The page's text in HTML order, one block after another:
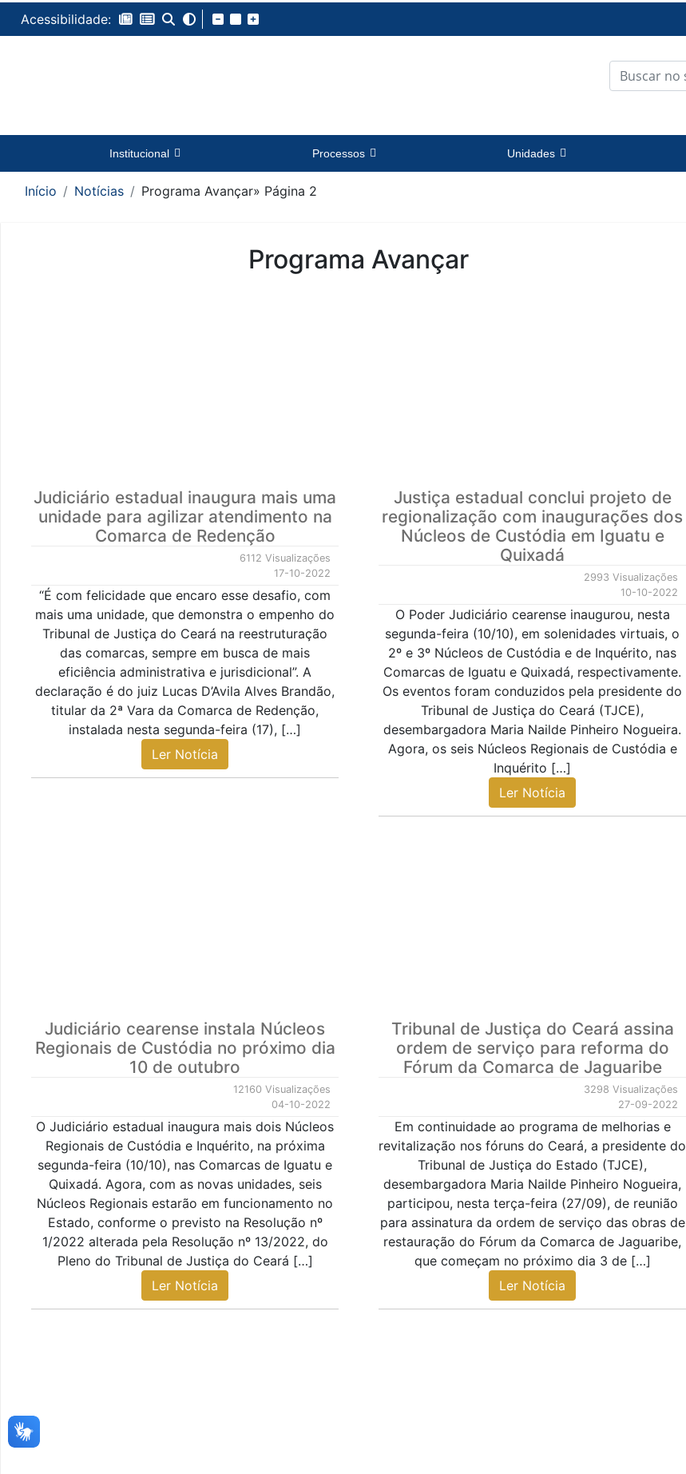
Acessibilidade:
Institucional Processos Unidades
Início Notícias Programa Avançar» Página 2
Programa Avançar
Judiciário estadual inaugura mais uma
unidade para agilizar atendimento na
Comarca de Redenção
6112 Visualizações
17-10-2022
“É com felicidade que encaro esse desafio, com
mais uma unidade, que demonstra o empenho do
Tribunal de Justiça do Ceará na reestruturação
das comarcas, sempre em busca de mais
eficiência administrativa e jurisdicional”. A
declaração é do juiz Lucas D’Avila Alves Brandão,
titular da 2ª Vara da Comarca de Redenção,
instalada nesta segunda-feira (17), […]
Ler Notícia
Justiça estadual conclui projeto de
regionalização com inaugurações dos
Núcleos de Custódia em Iguatu e
Quixadá
2993 Visualizações
10-10-2022
O Poder Judiciário cearense inaugurou, nesta
segunda-feira (10/10), em solenidades virtuais, o
2º e 3º Núcleos de Custódia e de Inquérito, nas
Comarcas de Iguatu e Quixadá, respectivamente.
Os eventos foram conduzidos pela presidente do
Tribunal de Justiça do Ceará (TJCE),
desembargadora Maria Nailde Pinheiro Nogueira.
Agora, os seis Núcleos Regionais de Custódia e
Inquérito […]
Ler Notícia
Judiciário cearense instala Núcleos
Regionais de Custódia no próximo dia
10 de outubro
12160 Visualizações
04-10-2022
O Judiciário estadual inaugura mais dois Núcleos
Regionais de Custódia e Inquérito, na próxima
segunda-feira (10/10), nas Comarcas de Iguatu e
Quixadá. Agora, com as novas unidades, seis
Núcleos Regionais estarão em funcionamento no
Estado, conforme o previsto na Resolução nº
1/2022 alterada pela Resolução nº 13/2022, do
Pleno do Tribunal de Justiça do Ceará […]
Ler Notícia
Tribunal de Justiça do Ceará assina
ordem de serviço para reforma do
Fórum da Comarca de Jaguaribe
3298 Visualizações
27-09-2022
Em continuidade ao programa de melhorias e
revitalização nos fóruns do Ceará, a presidente do
Tribunal de Justiça do Estado (TJCE),
desembargadora Maria Nailde Pinheiro Nogueira,
participou, nesta terça-feira (27/09), de reunião
para assinatura da ordem de serviço das obras de
restauração do Fórum da Comarca de Jaguaribe,
que começam no próximo dia 3 de […]
Ler Notícia